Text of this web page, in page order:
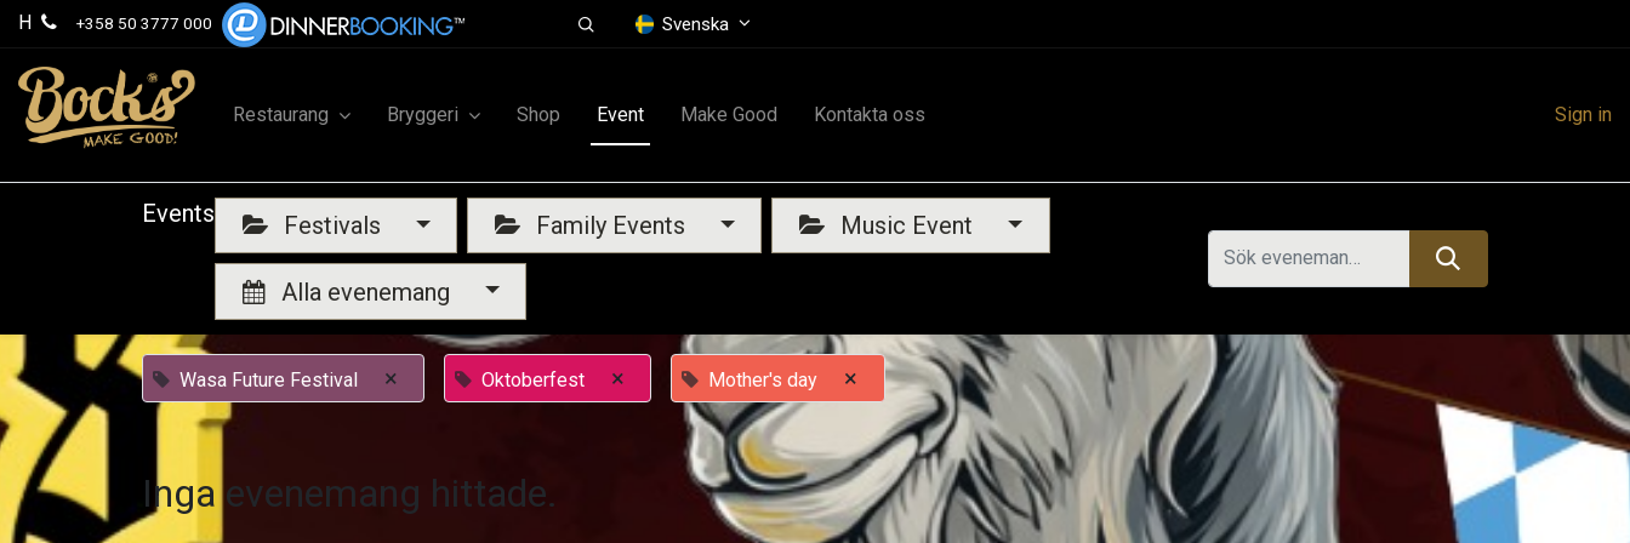
H +358 50 3777 000 Svenska
Restaurang Bryggeri Shop Event Make Good Kontakta oss Sign in
Events Festivals Family Events Music Event
Alla evenemang
Wasa Future Festival × Oktoberfest × Mother's day ×
Inga evenemang hittade.